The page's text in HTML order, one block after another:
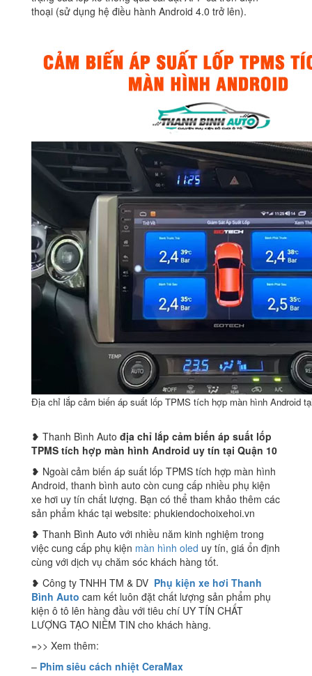
thoại (sử dụng hệ điều hành Android 4.0 trở lên).
Địa chỉ lắp cảm biến áp suất lốp TPMS tích hợp màn hình Android
❥ Thanh Bình Auto địa chỉ lắp cảm biến áp suất lốp
TPMS tích hợp màn hình Android uy tín tại Quận 10
❥ Ngoài cảm biến áp suất lốp TPMS tích hợp màn hình
Android, thanh bình auto còn cung cấp nhiều phụ kiện
xe hơi uy tín chất lượng. Bạn có thể tham khảo thêm các
sản phẩm khác tại website: phukiendochoixehoi.vn
❥ Thanh Bình Auto với nhiều năm kinh nghiệm trong
việc cung cấp phụ kiện màn hình oled uy tín, giá ổn định
cùng với dịch vụ chăm sóc khách hàng tốt.
❥ Công ty TNHH TM & DV Phụ kiện xe hơi Thanh
Bình Auto cam kết luôn đặt chất lượng sản phẩm phụ
kiện ô tô lên hàng đầu với tiêu chí UY TÍN CHẤT
LƯỢNG TẠO NIỀM TIN cho khách hàng.
=>> Xem thêm:
– Phim siêu cách nhiệt CeraMax